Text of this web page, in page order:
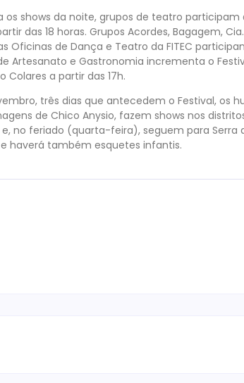
os shows da noite, grupos de teatro
das 18 horas. Grupos Acordes, Bagagem,
Oficinas de Dança e Teatro da FITEC
Artesanato e Gastronomia incrementa o
Colares a partir das 17h.
três dias que antecedem o Festival, os
de Chico Anysio, fazem shows nos
no feriado (quarta-feira), seguem para Serra
haverá também esquetes infantis.